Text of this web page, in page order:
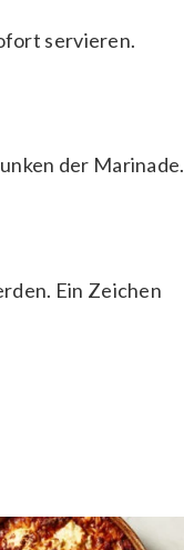
servieren.
der Marinade.
Ein Zeichen